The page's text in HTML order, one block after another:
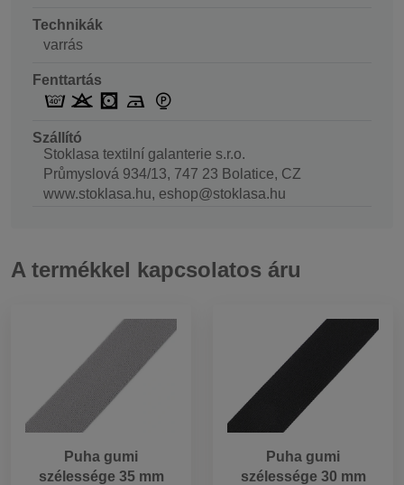
Technikák
varrás
Fenttartás
Szállító
Stoklasa textilní galanterie s.r.o.
Průmyslová 934/13, 747 23 Bolatice, CZ
www.stoklasa.hu, eshop@stoklasa.hu
A termékkel kapcsolatos áru
Puha gumi
szélessége 35 mm
Puha gumi
szélessége 30 mm